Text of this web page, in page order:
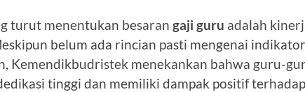
turut menentukan besaran gaji guru adalah
belum ada rincian pasti mengenai
Kemendikbudristek menekankan bahwa guru-
tinggi dan memiliki dampak positif